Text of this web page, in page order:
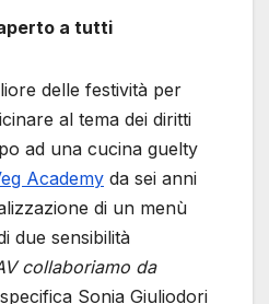
a tutti
delle festività per
al tema dei diritti
ad una cucina guelty
Academy da sei anni
di un menù
due sensibilità
collaboriamo da
specifica Sonia Giuliodori